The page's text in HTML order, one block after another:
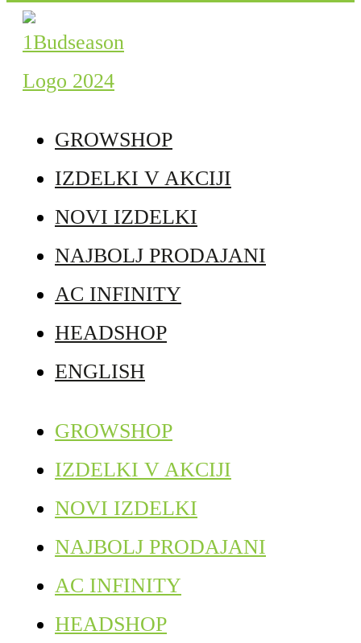
GROWSHOP
IZDELKI V AKCIJI
NOVI IZDELKI
NAJBOLJ PRODAJANI
AC INFINITY
HEADSHOP
ENGLISH
GROWSHOP
IZDELKI V AKCIJI
NOVI IZDELKI
NAJBOLJ PRODAJANI
AC INFINITY
HEADSHOP